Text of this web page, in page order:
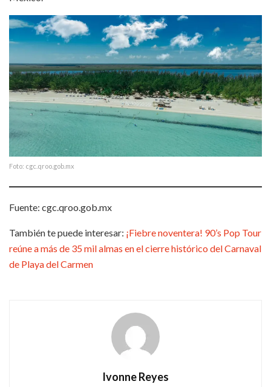
Foto: cgc.qroo.gob.mx
Fuente: cgc.qroo.gob.mx
También te puede interesar: ¡Fiebre noventera! 90’s Pop Tour
reúne a más de 35 mil almas en el cierre histórico del Carnaval
de Playa del Carmen
Ivonne Reyes